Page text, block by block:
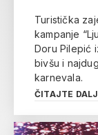
Turistička
kampanje
Doru Pilepić
bivšu i
karnevala.
ČITAJTE